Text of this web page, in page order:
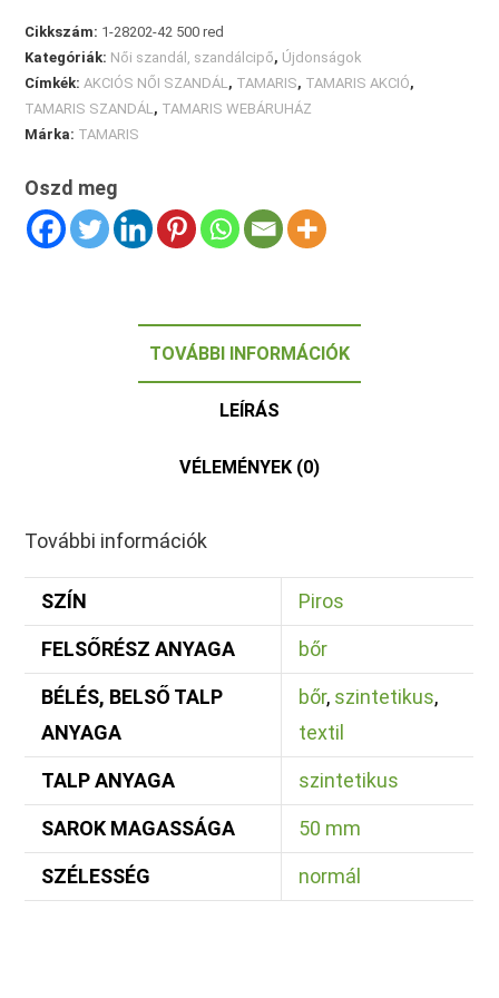
Cikkszám: 1-28202-42 500 red
Kategóriák: Női szandál, szandálcipő, Újdonságok
Címkék: AKCIÓS NŐI SZANDÁL , TAMARIS, TAMARIS AKCIÓ,
TAMARIS SZANDÁL , TAMARIS WEBÁRUHÁZ
Márka: TAMARIS
Oszd meg
TOVÁBBI INFORMÁCIÓK
LEÍRÁS
VÉLEMÉNYEK (0)
További információk
SZÍN Piros
FELSŐRÉSZ ANYAGA bőr
BÉLÉS, BELSŐ TALP
ANYAGA
bőr, szintetikus,
textil
TALP ANYAGA szintetikus
SAROK MAGASSÁGA 50 mm
SZÉLESSÉG normál